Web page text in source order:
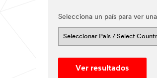
*Last
Name
Email
Selecciona un país para ver
Ver resultados